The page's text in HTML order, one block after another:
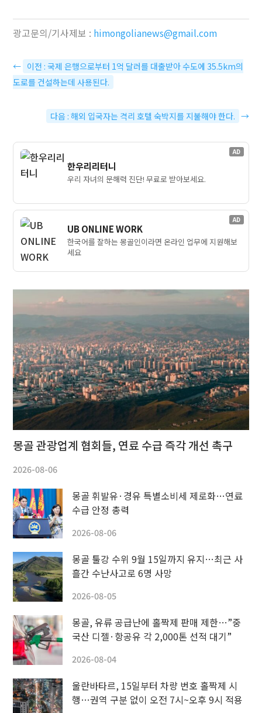
광고문의/기사제보 : himongolianews@gmail.com
← 이전 : 국제 은행으로부터 1억 달러를 대출받아 수도에 35.5km의
도로를 건설하는데 사용된다.
다음 : 해외 입국자는 격리 호텔 숙박지를 지불해야 한다. →
AD
한우리리터니
우리 자녀의 문해력 진단! 무료로 받아보세요.
AD
UB ONLINE WORK
한국어를 잘하는 몽골인이라면 온라인 업무에 지원해보
세요
몽골 관광업계 협회들, 연료 수급 즉각 개선 촉구
2026-08-06
몽골 휘발유·경유 특별소비세 제로화…연료
수급 안정 총력
2026-08-06
몽골 툴강 수위 9월 15일까지 유지…최근 사
흘간 수난사고로 6명 사망
2026-08-05
몽골, 유류 공급난에 홀짝제 판매 제한…”중
국산 디젤·항공유 각 2,000톤 선적 대기”
2026-08-04
울란바타르, 15일부터 차량 번호 홀짝제 시
행…권역 구분 없이 오전 7시~오후 9시 적용